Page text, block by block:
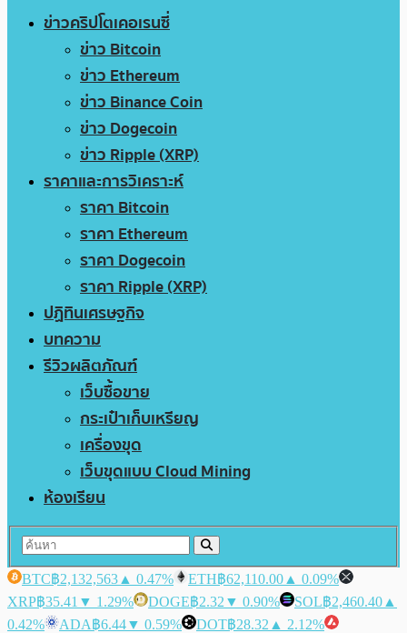
ข่าวคริปโตเคอเรนซี่
ข่าว Bitcoin
ข่าว Ethereum
ข่าว Binance Coin
ข่าว Dogecoin
ข่าว Ripple (XRP)
ราคาและการวิเคราะห์
ราคา Bitcoin
ราคา Ethereum
ราคา Dogecoin
ราคา Ripple (XRP)
ปฏิทินเศรษฐกิจ
บทความ
รีวิวผลิตภัณฑ์
เว็บซื้อขาย
กระเป๋าเก็บเหรียญ
เครื่องขุด
เว็บขุดแบบ Cloud Mining
ห้องเรียน
BTC฿2,132,563 ▲ 0.47% ETH฿62,110.00 ▲ 0.09%
XRP฿35.41 ▼ 1.29% DOGE฿2.32 ▼ 0.90% SOL฿2,460.40 ▲
0.42%
ADA฿6.44▼ 0.59% DOT฿28.32 ▲ 2.12%